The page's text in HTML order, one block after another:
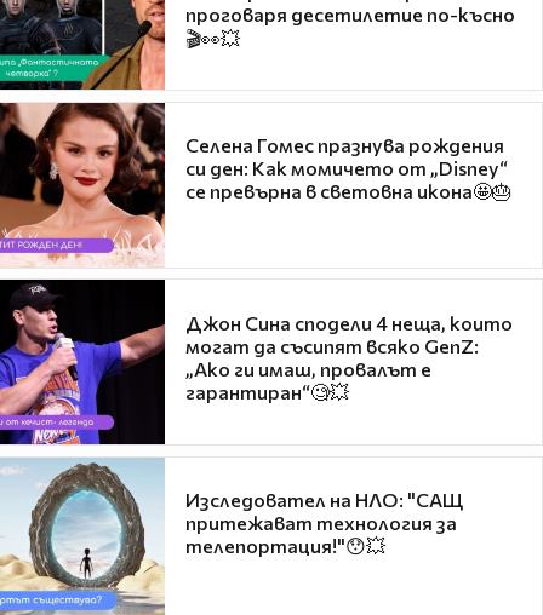
проговаря десетилетие по-късно
🎬👀💥
Селена Гомес празнува рождения
си ден: Как момичето от „Disney“
се превърна в световна икона🤩🎂
Джон Сина сподели 4 неща, които
могат да съсипят всяко GenZ:
„Ако ги имаш, провалът е
гарантиран“🧐💥
Изследовател на НЛО: "САЩ
притежават технология за
телепортация!"😯💥